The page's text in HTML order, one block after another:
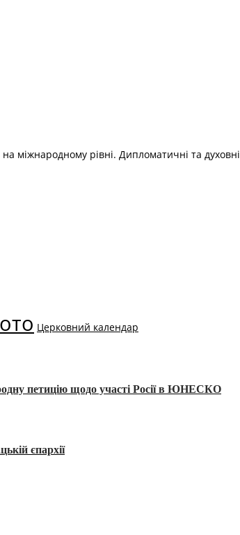
міжнародному рівні. Дипломатичні та духовні
Церковний календар
петицію щодо участі Росії в ЮНЕСКО
єпархії